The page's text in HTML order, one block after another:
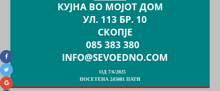
КУЈНА ВО МОЈОТ ДОМ
УЛ. 113 БР. 10
СКОПЈЕ
085 383 380
INFO@SEVOEDNO.COM
ОД 7/6/2025
ПОСЕТЕНА 245081 ПАТИ